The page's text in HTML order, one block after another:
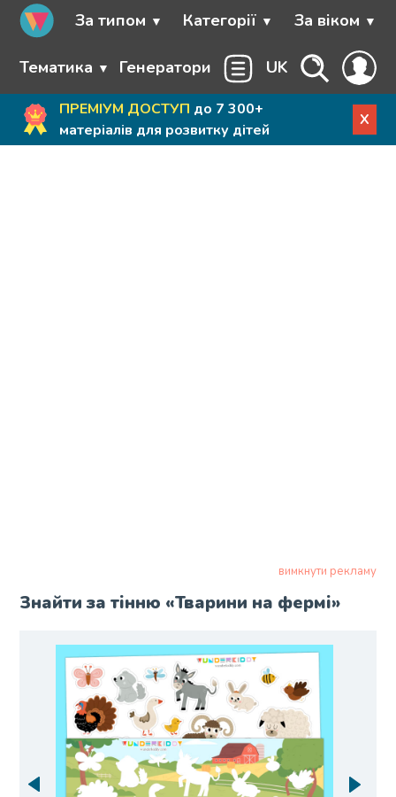
За типом Категорії За віком
Тематика Генератори UK
ПРЕМІУМ ДОСТУП до 7 300+
матеріалів для розвитку дітей
X
вимкнути рекламу
Знайти за тінню «Тварини на фермі»